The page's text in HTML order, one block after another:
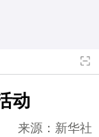
动
来源：新华社